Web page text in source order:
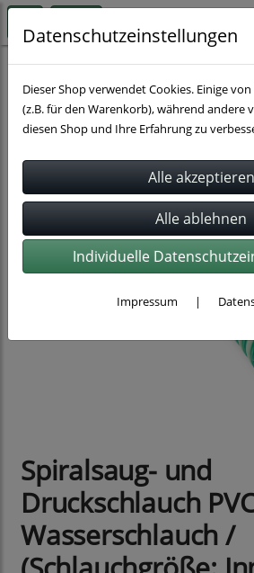
Schläuche
Spiralsaug- und
Druckschlauch
Wasserschlauch /
Datenschutzeinstellungen
Dieser Shop verwendet Cookies. Einige
(z.B. für den Warenkorb), während andere
diesen Shop und Ihre Erfahrung zu
Individuelle
Impressum |